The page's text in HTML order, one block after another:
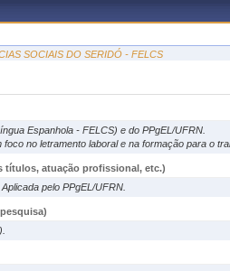
SOCIAIS DO SERIDÓ - FELCS
Espanhola - FELCS) e do PPgEL/UFRN.
no letramento laboral e na formação para o
títulos, atuação profissional, etc.)
pelo PPgEL/UFRN.